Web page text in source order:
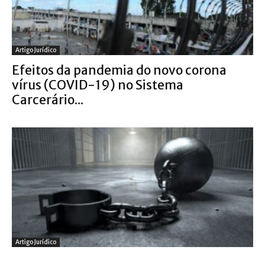
Artigo Jurídico
Efeitos da pandemia do novo corona
vírus (COVID-19) no Sistema
Carcerário...
Artigo Jurídico